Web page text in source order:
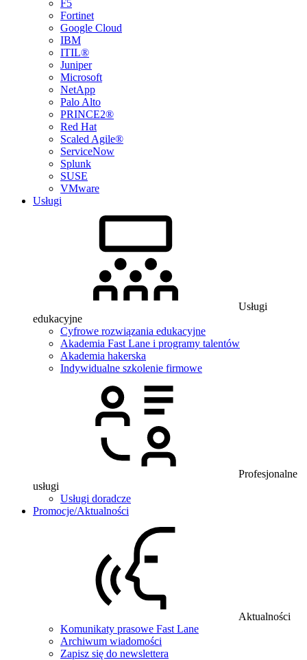
F5
Fortinet
Google Cloud
IBM
ITIL®
Juniper
Microsoft
NetApp
Palo Alto
PRINCE2®
Red Hat
Scaled Agile®
ServiceNow
Splunk
SUSE
VMware
Usługi
Usługi
edukacyjne
Cyfrowe rozwiązania edukacyjne
Akademia Fast Lane i programy talentów
Akademia hakerska
Indywidualne szkolenie firmowe
Profesjonalne
usługi
Usługi doradcze
Promocje/Aktualności
Aktualności
Komunikaty prasowe Fast Lane
Archiwum wiadomości
Zapisz się do newslettera